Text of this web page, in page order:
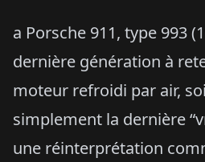
a Porsche 911, type 993
dernière génération à
moteur refroidi par air,
simplement la dernière
une réinterprétation